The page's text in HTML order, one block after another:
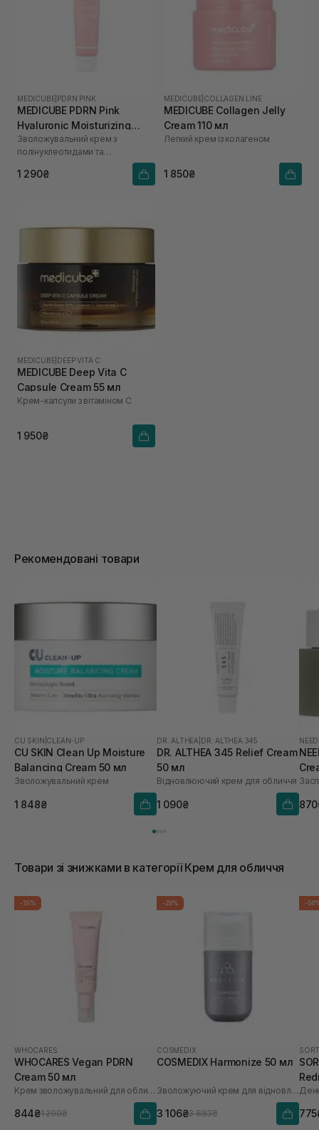
MEDICUBE PDRN PINK
MEDICUBE PDRN Pink
Hyaluronic Moisturizing
Cream 50 мл
Зволожувальний крем з
полінуклеотидами та
1 290₴
MEDICUBE COLLAGEN LINE
MEDICUBE Collagen Jelly
Cream 110 мл
Легкий крем із колагеном
1 850₴
MEDICUBE DEEP VITA C
MEDICUBE Deep Vita C
Capsule Cream 55 мл
Крем-капсули з вітаміном С
1 950₴
Рекомендовані товари
CU SKIN CLEAN-UP
CU SKIN Clean Up Moisture
Balancing Cream 50 мл
Зволожувальний крем
1 848₴
DR. ALTHEA DR. ALTHEA 345
DR. ALTHEA 345 Relief Cream
50 мл
Відновлюючий крем для обличчя
1 090₴
Товари зі знижками в категорії Крем для обличчя
-35%
WHOCARES
WHOCARES Vegan PDRN
Cream 50 мл
Крем зволожувальний для обличчя із веганськими полінуклеотидами
844₴1 299₴
-20%
COSMEDIX
COSMEDIX Harmonize 50 мл
Зволожуючий крем для відновлення мікробіома
3 106₴3 883₴
-
30